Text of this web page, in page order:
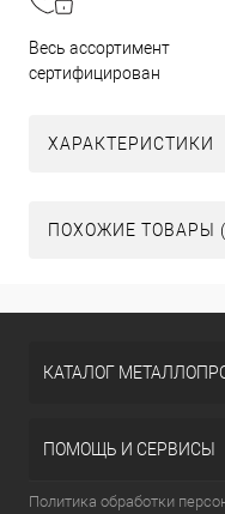
Весь ассортимент
сертифицирован
ХАРАКТЕРИСТИКИ
ПОХОЖИЕ ТОВАРЫ
КАТАЛОГ
ПОМОЩЬ И СЕРВИСЫ
Политика обработки